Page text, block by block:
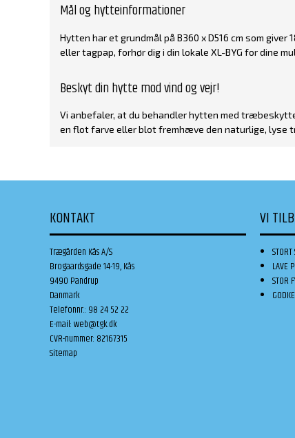
Mål og hytteinformationer
Hytten har et grundmål på B360 x D516 cm som
eller tagpap, forhør dig i din lokale XL-BYG for dine
Beskyt din hytte mod vind og vejr!
Vi anbefaler, at du behandler hytten med
en flot farve eller blot fremhæve den naturlige, lyse
KONTAKT
Trægården Kås A/S
Brogaardsgade 14-19, Kås
9490 Pandrup
Danmark
Telefonnr.: 98 24 52 22
E-mail:web@tgk.dk
CVR-nummer: 82167315
Sitemap
VI
LAVE
STOR